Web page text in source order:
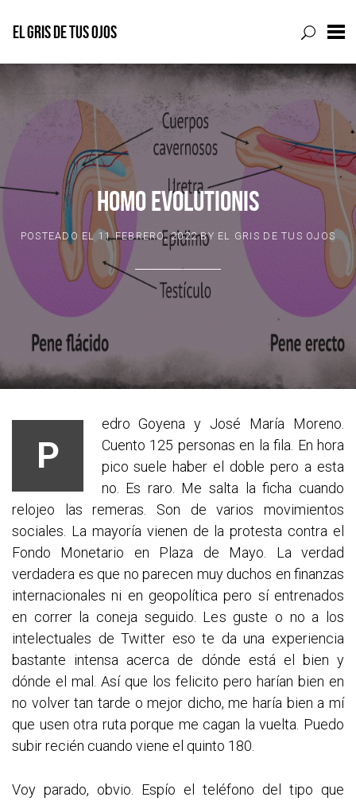
EL GRIS DE TUS OJOS
HOMO EVOLUTIONIS
POSTEADO EL 11 FEBRERO, 2022BY EL GRIS DE TUS OJOS
P
edro Goyena y José María Moreno.
Cuento 125 personas en la fila. En hora
pico suele haber el doble pero a esta
no. Es raro. Me salta la ficha cuando
relojeo las remeras. Son de varios movimientos
sociales. La mayoría vienen de la protesta contra el
Fondo Monetario en Plaza de Mayo. La verdad
verdadera es que no parecen muy duchos en finanzas
internacionales ni en geopolítica pero sí entrenados
en correr la coneja seguido. Les guste o no a los
intelectuales de Twitter eso te da una experiencia
bastante intensa acerca de dónde está el bien y
dónde el mal. Así que los felicito pero harían bien en
no volver tan tarde o mejor dicho, me haría bien a mí
que usen otra ruta porque me cagan la vuelta. Puedo
subir recién cuando viene el quinto 180.
Voy parado, obvio. Espío el teléfono del tipo que